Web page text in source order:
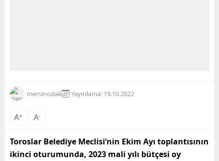
mersinodak Yayınlama: 19.10.2022
A+ A-
Toroslar Belediye Meclisi’nin Ekim Ayı toplantısının
ikinci oturumunda, 2023 mali yılı bütçesi oy